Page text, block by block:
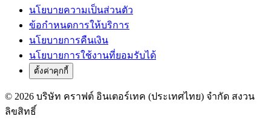
นโยบายความเป็นส่วนตัว
ข้อกำหนดการให้บริการ
นโยบายการคืนเงิน
นโยบายการใช้งานที่ยอมรับได้
ตั้งค่าคุกกี้
© 2026 บริษัท คราฟต์ อินเตอร์เทค (ประเทศไทย) จำกัด สงวน
ลิขสิทธิ์